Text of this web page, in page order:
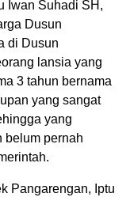
Iwan Suhadi SH,
Dusun
di Dusun
lansia yang
3 tahun bernama
yang sangat
yang
belum pernah
Pangarengan, Iptu